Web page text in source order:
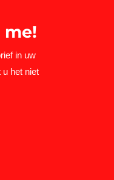
me!
in uw
u het niet